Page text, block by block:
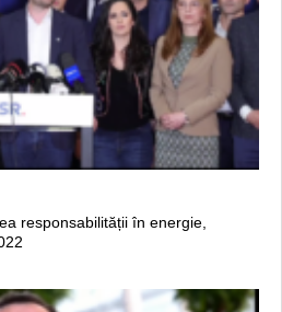
responsabilității în energie,